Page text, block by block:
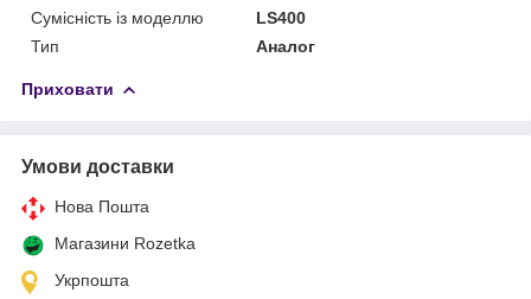
Сумісність із моделлю
LS400
Тип
Аналог
Приховати
Умови доставки
Нова Пошта
Магазини Rozetka
Укрпошта